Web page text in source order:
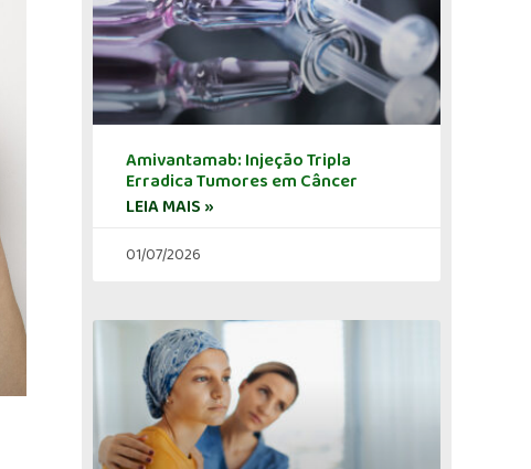
Amivantamab: Injeção Tripla
Erradica Tumores em Câncer
LEIA MAIS »
01/07/2026